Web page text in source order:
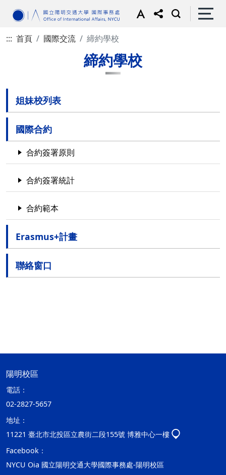
::: 首頁 國際交流 締約學校
締約學校
姐妹校列表
國際合約
合約簽署原則
合約簽署統計
合約範本
Erasmus+計畫
聯絡窗口
陽明校區
電話：
02-2827-5657
地址：
11221 臺北市北投區立農街二段155號 博雅中心一樓
Facebook：
NYCU Oia 國立陽明交通大學國際事務處-陽明校區